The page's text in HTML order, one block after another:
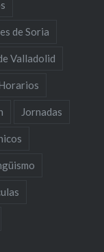
de Soria
Valladolid
Jornadas